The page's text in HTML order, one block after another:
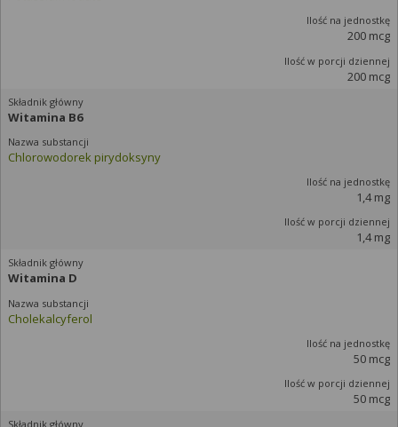
200 mcg
200 mcg
Witamina B6
Chlorowodorek pirydoksyny
1,4 mg
1,4 mg
Witamina D
Cholekalcyferol
50 mcg
50 mcg